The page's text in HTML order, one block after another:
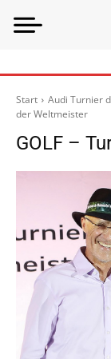
Start Audi Turnier
der Weltmeister
GOLF –